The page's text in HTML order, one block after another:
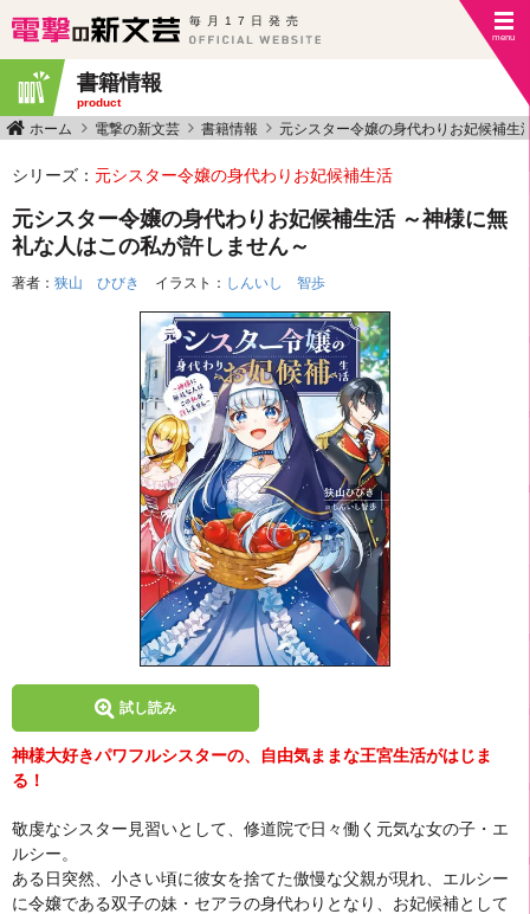
毎月17日発売
書籍情報
product
ホーム 電撃の新文芸 書籍情報 元シスター令嬢の身代わりお妃候補生
シリーズ： 元シスター令嬢の身代わりお妃候補生活
元シスター令嬢の身代わりお妃候補生活 ～神様に無
礼な人はこの私が許しません～
著者： 狭山 ひびき イラスト： しんいし 智歩
試し読み
神様大好きパワフルシスターの、自由気ままな王宮生活がはじま
る！
敬虔なシスター見習いとして、修道院で日々働く元気な女の子・エ
ルシー。
ある日突然、小さい頃に彼女を捨てた傲慢な父親が現れ、エルシー
に令嬢である双子の妹・セアラの身代わりとなり、お妃候補として